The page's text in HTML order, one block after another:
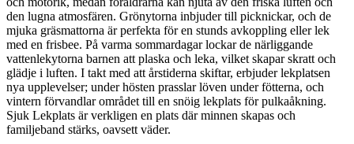
den lugna atmosfären. Grönytorna inbjuder till picknickar, och de
mjuka gräsmattorna är perfekta för en stunds avkoppling eller lek
med en frisbee. På varma sommardagar lockar de närliggande
vattenlekytorna barnen att plaska och leka, vilket skapar skratt och
glädje i luften. I takt med att årstiderna skiftar, erbjuder lekplatsen
nya upplevelser; under hösten prasslar löven under fötterna, och
vintern förvandlar området till en snöig lekplats för pulkaåkning.
Sjuk Lekplats är verkligen en plats där minnen skapas och
familjeband stärks, oavsett väder.